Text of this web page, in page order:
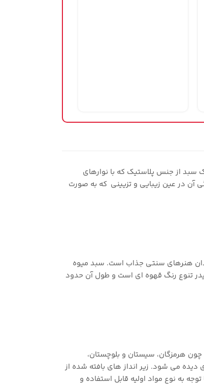
از جنس پلاستیک که با نوارهای
آن در عین زیبایی و تزیینی که به صورت
هنرهای سنتی جذاب است. سبد میوه
تنوع رنگ قهوه ای است و طول آن حدود
چون هرمزگان، سیستان ‌و بلوچستان،
می ‌شود. زیر انداز های بافته ‌شده از
به نوع مواد اولیه قابل استفاده و